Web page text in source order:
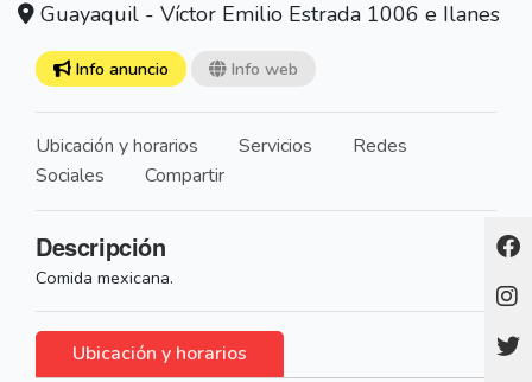
Guayaquil - Víctor Emilio Estrada 1006 e Ilanes
Info anuncio Info web
Ubicación y horarios Servicios
Redes
Sociales
Compartir
Descripción
Comida mexicana.
Ubicación y horarios